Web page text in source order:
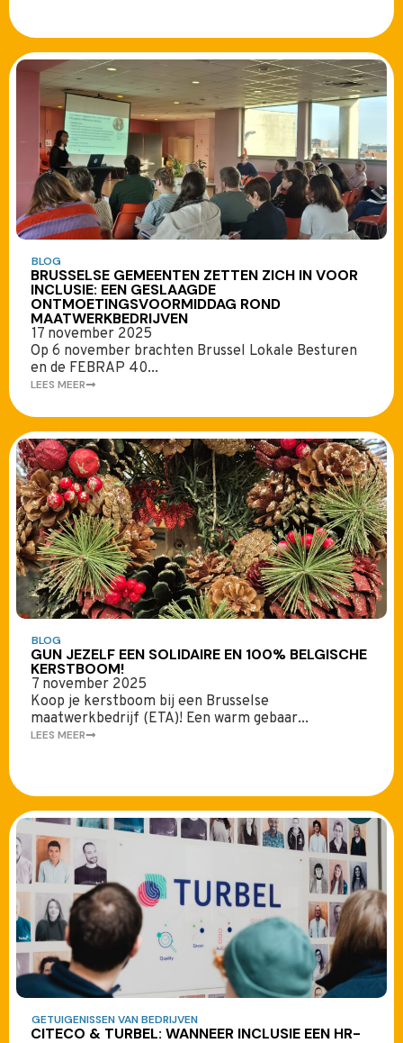
BLOG
BRUSSELSE GEMEENTEN ZETTEN ZICH IN VOOR
INCLUSIE: EEN GESLAAGDE
ONTMOETINGSVOORMIDDAG ROND
MAATWERKBEDRIJVEN
17 november 2025
Op 6 november brachten Brussel Lokale Besturen
en de FEBRAP 40...
LEES MEER
BLOG
GUN JEZELF EEN SOLIDAIRE EN 100% BELGISCHE
KERSTBOOM!
7 november 2025
Koop je kerstboom bij een Brusselse
maatwerkbedrijf (ETA)! Een warm gebaar...
LEES MEER
GETUIGENISSEN VAN BEDRIJVEN
CITECO & TURBEL: WANNEER INCLUSIE EEN HR-